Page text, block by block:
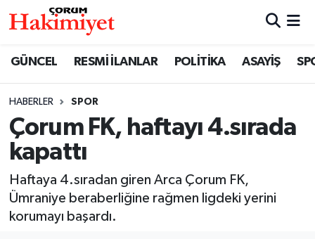
GÜNCEL RESMİ İLANLAR POLİTİKA ASAYİŞ
HABERLER SPOR
Çorum FK, haftayı 4.sırada
kapattı
Haftaya 4.sıradan giren Arca Çorum FK,
Ümraniye beraberliğine rağmen ligdeki yerini
korumayı başardı.
SAĞLIK
ASAYİŞ
EKONOMİ
Nöbetçi Eczaneler
Çorum Namaz Vakitleri
Trafik Durumu
Süper Lig Puan Durumu ve Fikstür